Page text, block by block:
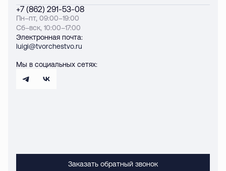
+7 (862) 291-53-08
Пн–пт, 09:00–19:00
Сб–вск, 10:00–17:00
Электронная почта:
luigi@tvorchestvo.ru
Мы в социальных сетях:
Заказать обратный звонок